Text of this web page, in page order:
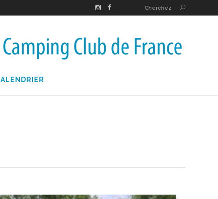
Cherchez